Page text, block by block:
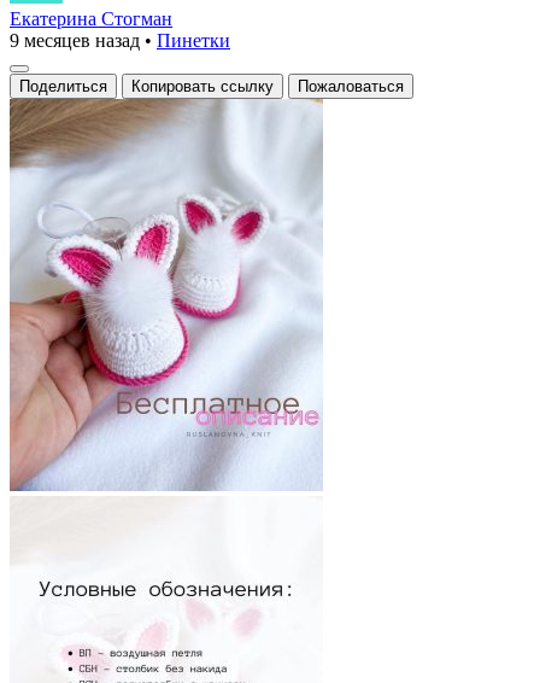
зайчики
для
малышей
Екатерина Стогман
9 месяцев назад • Пинетки
Поделиться Копировать ссылку Пожаловаться